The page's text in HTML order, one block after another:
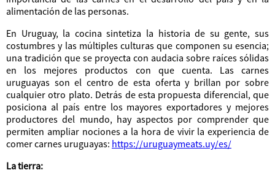
alimentación de las personas.
En Uruguay, la cocina sintetiza la historia de su gente, sus
costumbres y las múltiples culturas que componen su esencia;
una tradición que se proyecta con audacia sobre raíces sólidas
en los mejores productos con que cuenta. Las carnes
uruguayas son el centro de esta oferta y brillan por sobre
cualquier otro plato. Detrás de esta propuesta diferencial, que
posiciona al país entre los mayores exportadores y mejores
productores del mundo, hay aspectos por comprender que
permiten ampliar nociones a la hora de vivir la experiencia de
comer carnes uruguayas: https://uruguaymeats.uy/es/
La tierra: